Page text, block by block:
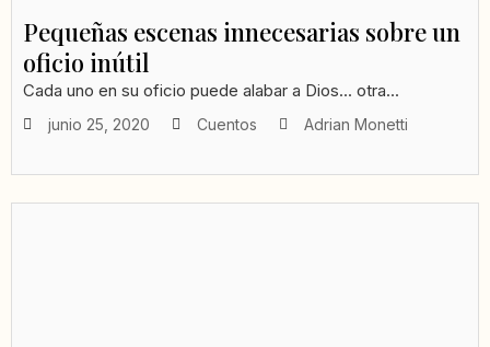
Pequeñas escenas innecesarias sobre un
oficio inútil
Cada uno en su oficio puede alabar a Dios... otra...
junio 25, 2020 Cuentos Adrian Monetti